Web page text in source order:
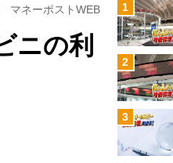
マネーポストWEB
ニの利
1
2
3